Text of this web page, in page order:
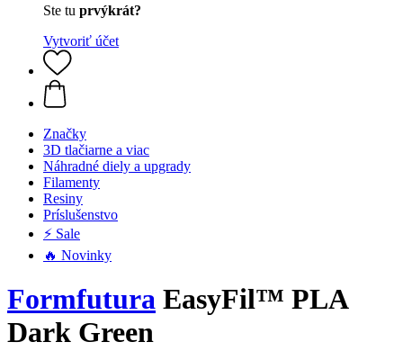
Ste tu prvýkrát?
Vytvoriť účet
Značky
3D tlačiarne a viac
Náhradné diely a upgrady
Filamenty
Resiny
Príslušenstvo
⚡ Sale
🔥 Novinky
Formfutura EasyFil™ PLA
Dark Green